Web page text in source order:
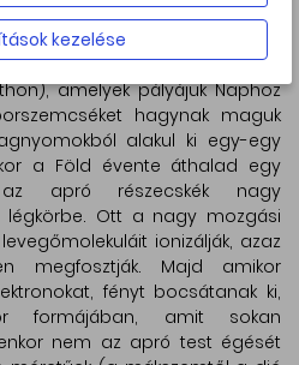
általában az üstökösök a
a decemberben látható
a szülőégitestje éppen egy
amelyek pályájuk Naphoz
hagynak maguk
alakul ki egy-egy
a Föld évente áthalad egy
az apró részecskék nagy
légkörbe. Ott a nagy mozgási
ionizálják, azaz
megfosztják. Majd amikor
fényt bocsátanak ki,
formájában, amit sokan
nem az apró test égését
kezelése